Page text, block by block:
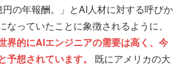
の年報酬。」とAI人材に対する呼びか
なっていたことに象徴されるように、
界的にAIエンジニアの需要は高く、今
予想されています。
既にアメリカの大